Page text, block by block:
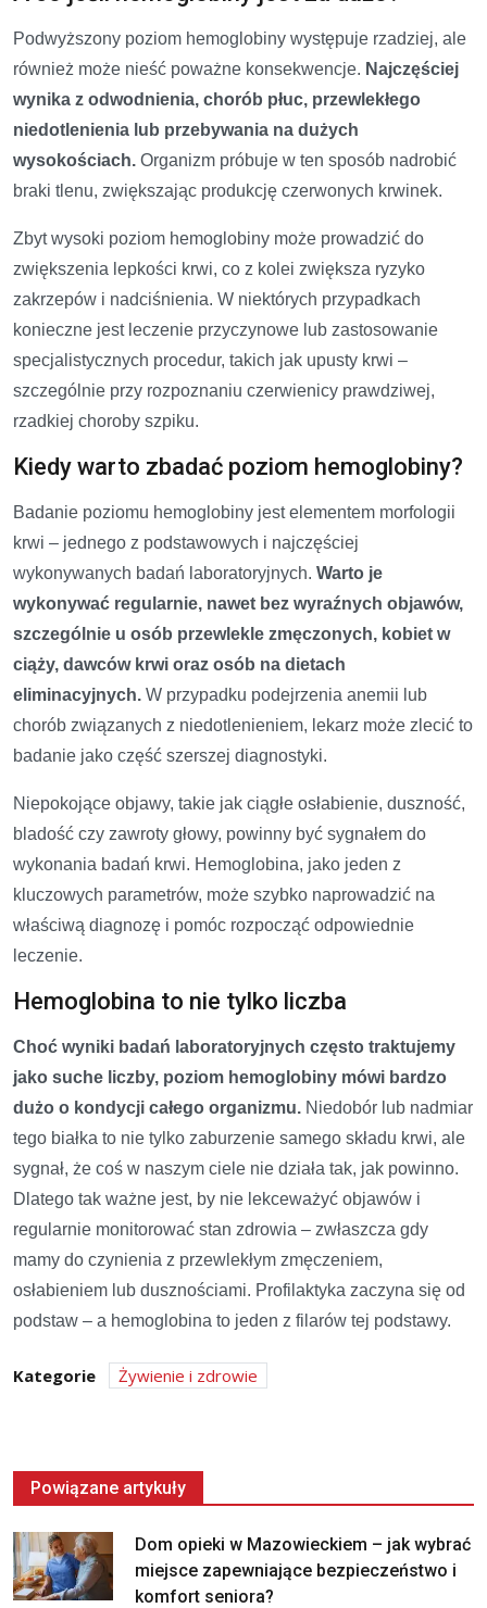
Podwyższony poziom hemoglobiny występuje rzadziej, ale
również może nieść poważne konsekwencje. Najczęściej
wynika z odwodnienia, chorób płuc, przewlekłego
niedotlenienia lub przebywania na dużych
wysokościach. Organizm próbuje w ten sposób nadrobić
braki tlenu, zwiększając produkcję czerwonych krwinek.
Zbyt wysoki poziom hemoglobiny może prowadzić do
zwiększenia lepkości krwi, co z kolei zwiększa ryzyko
zakrzepów i nadciśnienia. W niektórych przypadkach
konieczne jest leczenie przyczynowe lub zastosowanie
specjalistycznych procedur, takich jak upusty krwi –
szczególnie przy rozpoznaniu czerwienicy prawdziwej,
rzadkiej choroby szpiku.
Kiedy warto zbadać poziom hemoglobiny?
Badanie poziomu hemoglobiny jest elementem morfologii
krwi – jednego z podstawowych i najczęściej
wykonywanych badań laboratoryjnych. Warto je
wykonywać regularnie, nawet bez wyraźnych objawów,
szczególnie u osób przewlekle zmęczonych, kobiet w
ciąży, dawców krwi oraz osób na dietach
eliminacyjnych. W przypadku podejrzenia anemii lub
chorób związanych z niedotlenieniem, lekarz może zlecić to
badanie jako część szerszej diagnostyki.
Niepokojące objawy, takie jak ciągłe osłabienie, duszność,
bladość czy zawroty głowy, powinny być sygnałem do
wykonania badań krwi. Hemoglobina, jako jeden z
kluczowych parametrów, może szybko naprowadzić na
właściwą diagnozę i pomóc rozpocząć odpowiednie
leczenie.
Hemoglobina to nie tylko liczba
Choć wyniki badań laboratoryjnych często traktujemy
jako suche liczby, poziom hemoglobiny mówi bardzo
dużo o kondycji całego organizmu. Niedobór lub nadmiar
tego białka to nie tylko zaburzenie samego składu krwi, ale
sygnał, że coś w naszym ciele nie działa tak, jak powinno.
Dlatego tak ważne jest, by nie lekceważyć objawów i
regularnie monitorować stan zdrowia – zwłaszcza gdy
mamy do czynienia z przewlekłym zmęczeniem,
osłabieniem lub dusznościami. Profilaktyka zaczyna się od
podstaw – a hemoglobina to jeden z filarów tej podstawy.
Kategorie Żywienie i zdrowie
Powiązane artykuły
Dom opieki w Mazowieckiem – jak wybrać
miejsce zapewniające bezpieczeństwo i
komfort seniora?